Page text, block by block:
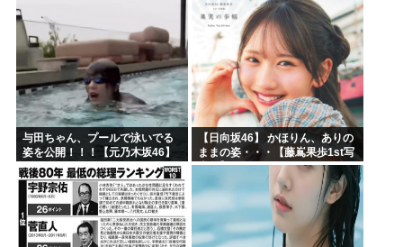
与田ちゃん、プールで泳いでる
姿を公開！！！【元乃木坂46】
【日向坂46】 かほりん、ありの
ままの姿・・・【藤嶌果歩1st写
真集】